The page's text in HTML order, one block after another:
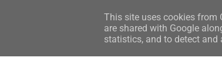
This site uses cookies from
are shared with Google
statistics, and to detect and